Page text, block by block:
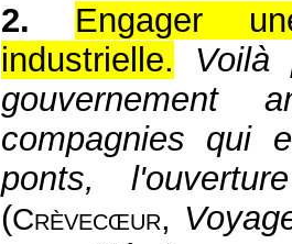
2.
Engager
industrielle.
Voilà
gouvernement
compagnies qui
ponts,
(Crèvecœur,